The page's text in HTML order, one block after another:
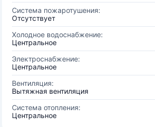
Система пожаротушения:
Отсутствует
Холодное водоснабжение:
Центральное
Электроснабжение:
Центральное
Вентиляция:
Вытяжная вентиляция
Система отопления:
Центральное